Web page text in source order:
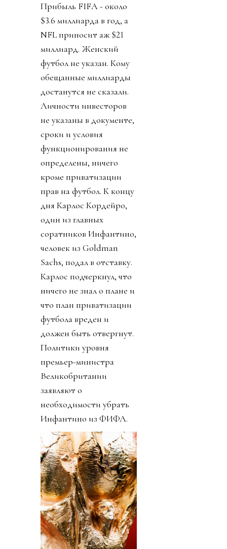
Прибыль FIFA - около
$3.6 миллиарда в год, а
NFL приносит аж $21
миллиард. Женский
футбол не указан. Кому
обещанные миллиарды
достанутся не сказали.
Личности инвесторов
не указаны в документе,
сроки и условия
функционирования не
определены, ничего
кроме приватизации
прав на футбол. К концу
дня Карлос Кордейро,
один из главных
соратников Инфантино,
человек из Goldman
Sachs, подал в отставку.
Карлос подчеркнул, что
ничего не знал о плане и
что план приватизации
футбола вреден и
должен быть отвергнут.
Политики уровня
премьер-министра
Великобритании
заявляют о
необходимости убрать
Инфантино из ФИФА.